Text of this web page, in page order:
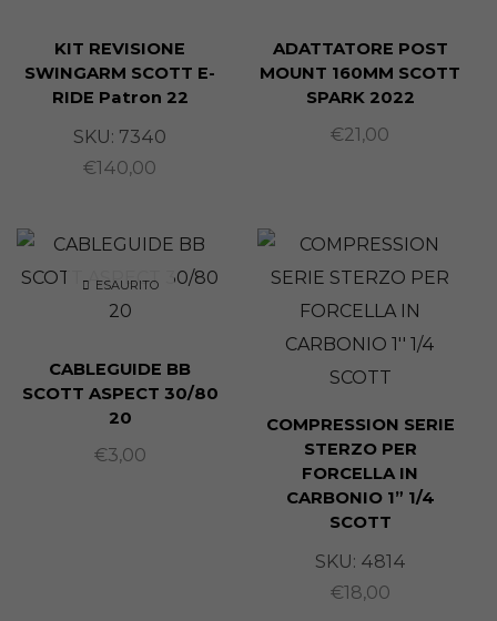
KIT REVISIONE
SWINGARM SCOTT E-
RIDE Patron 22
SKU: 7340
€140,00
ADATTATORE POST
MOUNT 160MM SCOTT
SPARK 2022
€21,00
ESAURITO
CABLEGUIDE BB
SCOTT ASPECT 30/80
20
€3,00
COMPRESSION SERIE
STERZO PER
FORCELLA IN
CARBONIO 1” 1/4
SCOTT
SKU: 4814
€18,00